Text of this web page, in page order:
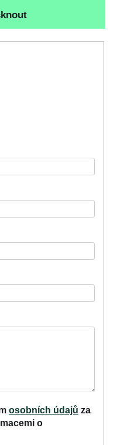
osobních údajů za
o